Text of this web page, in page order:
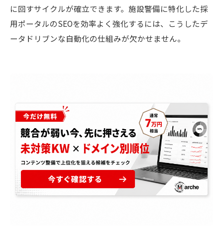
に回すサイクルが確立できます。施設警備に特化した採
用ポータルのSEOを効率よく強化するには、こうしたデ
ータドリブンな自動化の仕組みが欠かせません。